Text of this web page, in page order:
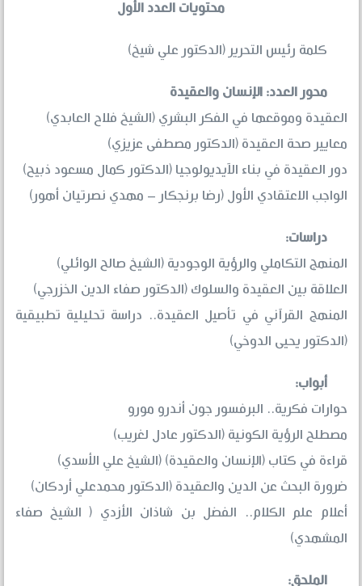
محتويات العدد الأول
كلمة رئيس التحرير (الدكتور علي شيخ)
محور العدد: الإنسان والعقيدة
العقيدة وموقعها في الفكر البشري (الشيخ فلاح العابدي)
معايير صحة العقيدة (الدكتور مصطفى عزيزي)
دور العقيدة في بناء الآيديولوجيا (الدكتور كمال مسعود ذبيح)
الواجب الاعتقادي الأول (رضا برنجكار – مهدي نصرتيان أهور)
دراسات:
المنهج التكاملي والرؤية الوجودية (الشيخ صالح الوائلي)
العلاقة بين العقيدة والسلوك (الدكتور صفاء الدين الخزرجي)
المنهج القرآني في تأصيل العقيدة.. دراسة تحليلية تطبيقية
(الدكتور يحيى الدوخي)
أبواب:
حوارات فكرية.. البرفسور جون أندرو مورو
مصطلح الرؤية الكونية (الدكتور عادل لغريب)
قراءة في كتاب (الإنسان والعقيدة) (الشيخ علي الأسدي)
ضرورة البحث عن الدين والعقيدة (الدكتور محمدعلي أردكان)
أعلام علم الكلام.. الفضل بن شاذان الأزدي ( الشيخ صفاء
المشهدي)
الملحق: